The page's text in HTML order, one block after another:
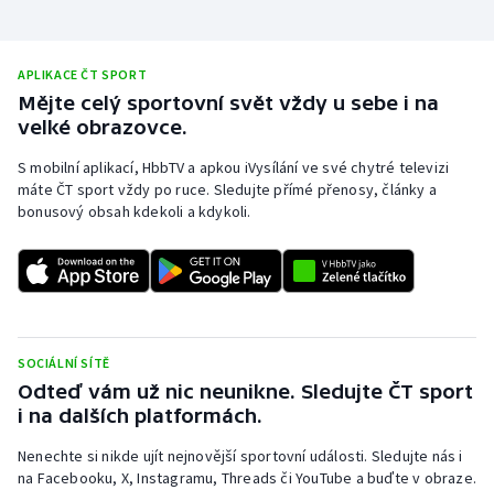
APLIKACE ČT SPORT
Mějte celý sportovní svět vždy u sebe i na
velké obrazovce.
S mobilní aplikací, HbbTV a apkou iVysílání ve své chytré televizi
máte ČT sport vždy po ruce. Sledujte přímé přenosy, články a
bonusový obsah kdekoli a kdykoli.
SOCIÁLNÍ SÍTĚ
Odteď vám už nic neunikne. Sledujte ČT sport
i na dalších platformách.
Nenechte si nikde ujít nejnovější sportovní události. Sledujte nás i
na Facebooku, X, Instagramu, Threads či YouTube a buďte v obraze.